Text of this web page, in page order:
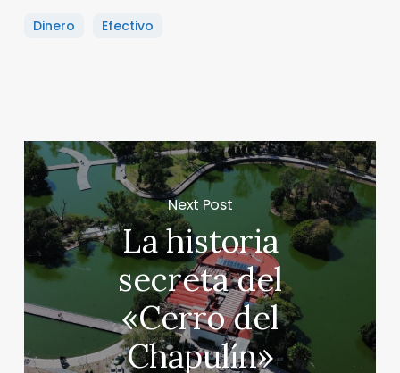
Dinero Efectivo
Next Post
La historia
secreta del
«Cerro del
Chapulín»